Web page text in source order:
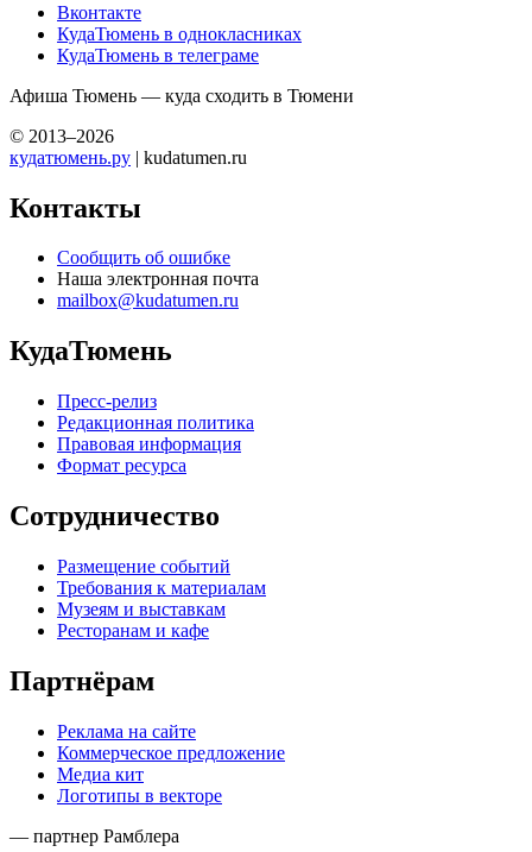
Вконтакте
КудаТюмень в однокласниках
КудаТюмень в телеграме
Афиша Тюмень — куда сходить в Тюмени
© 2013–2026
кудатюмень.ру | kudatumen.ru
Контакты
Сообщить об ошибке
Наша электронная почта
mailbox@kudatumen.ru
КудаТюмень
Пресс-релиз
Редакционная политика
Правовая информация
Формат ресурса
Сотрудничество
Размещение событий
Требования к материалам
Музеям и выставкам
Ресторанам и кафе
Партнёрам
Реклама на сайте
Коммерческое предложение
Медиа кит
Логотипы в векторе
— партнер Рамблера